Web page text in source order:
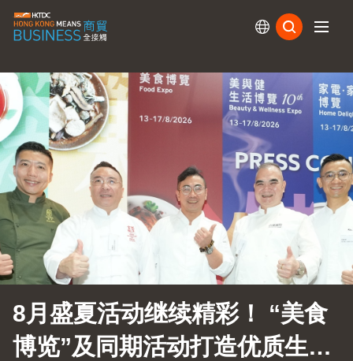
8月盛夏活动继续精彩！ “美食
博览”及同期活动打造优质生活